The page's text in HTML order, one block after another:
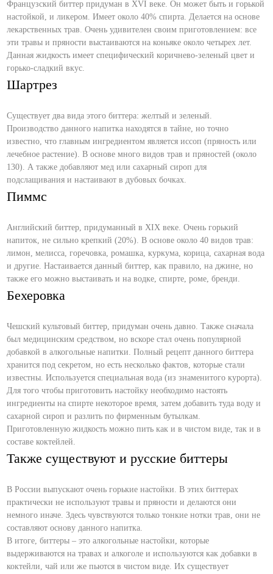
Французский биттер придуман в XVI веке. Он может быть и горькой
настойкой, и ликером. Имеет около 40% спирта. Делается на основе
лекарственных трав. Очень удивителен своим приготовлением: все
эти травы и пряности выстаиваются на коньяке около четырех лет.
Данная жидкость имеет специфический коричнево-зеленый цвет и
горько-сладкий вкус.
Шартрез
Существует два вида этого биттера: желтый и зеленый.
Производство данного напитка находятся в тайне, но точно
известно, что главным ингредиентом является иссоп (пряность или
лечебное растение). В основе много видов трав и пряностей (около
130). А также добавляют мед или сахарный сироп для
подслащивания и настаивают в дубовых бочках.
Пиммс
Английский биттер, придуманный в XIX веке. Очень горький
напиток, не сильно крепкий (20%). В основе около 40 видов трав:
лимон, мелисса, горечовка, ромашка, куркума, корица, сахарная вода
и другие. Настаивается данный биттер, как правило, на джине, но
также его можно выстаивать и на водке, спирте, роме, бренди.
Бехеровка
Чешский культовый биттер, придуман очень давно. Также сначала
был медицинским средством, но вскоре стал очень популярной
добавкой в алкогольные напитки. Полный рецепт данного биттера
хранится под секретом, но есть несколько фактов, которые стали
известны. Используется специальная вода (из знаменитого курорта).
Для того чтобы приготовить настойку необходимо настоять
ингредиенты на спирте некоторое время, затем добавить туда воду и
сахарной сироп и разлить по фирменным бутылкам.
Приготовленную жидкость можно пить как и в чистом виде, так и в
составе коктейлей.
Также существуют и русские биттеры
В России выпускают очень горькие настойки. В этих биттерах
практически не используют травы и пряности и делаются они
немного иначе. Здесь чувствуются только тонкие нотки трав, они не
составляют основу данного напитка.
В итоге, биттеры – это алкогольные настойки, которые
выдерживаются на травах и алкоголе и используются как добавки в
коктейли, чай или же пьются в чистом виде. Их существует